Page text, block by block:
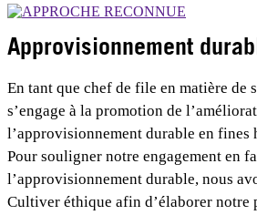
Approvisionnement
En tant que chef de file en matière de
s’engage à la promotion de
l’approvisionnement durable en fines
Pour souligner notre engagement en
l’approvisionnement durable, nous
Cultiver éthique afin d’élaborer notre